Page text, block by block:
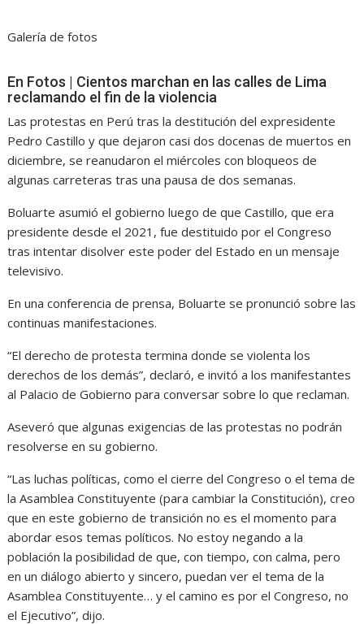
Galería de fotos
En Fotos | Cientos marchan en las calles de Lima
reclamando el fin de la violencia
Las protestas en Perú tras la destitución del expresidente
Pedro Castillo y que dejaron casi dos docenas de muertos en
diciembre, se reanudaron el miércoles con bloqueos de
algunas carreteras tras una pausa de dos semanas.
Boluarte asumió el gobierno luego de que Castillo, que era
presidente desde el 2021, fue destituido por el Congreso
tras intentar disolver este poder del Estado en un mensaje
televisivo.
En una conferencia de prensa, Boluarte se pronunció sobre las
continuas manifestaciones.
“El derecho de protesta termina donde se violenta los
derechos de los demás”, declaró, e invitó a los manifestantes
al Palacio de Gobierno para conversar sobre lo que reclaman.
Aseveró que algunas exigencias de las protestas no podrán
resolverse en su gobierno.
“Las luchas políticas, como el cierre del Congreso o el tema de
la Asamblea Constituyente (para cambiar la Constitución), creo
que en este gobierno de transición no es el momento para
abordar esos temas políticos. No estoy negando a la
población la posibilidad de que, con tiempo, con calma, pero
en un diálogo abierto y sincero, puedan ver el tema de la
Asamblea Constituyente… y el camino es por el Congreso, no
el Ejecutivo”, dijo.